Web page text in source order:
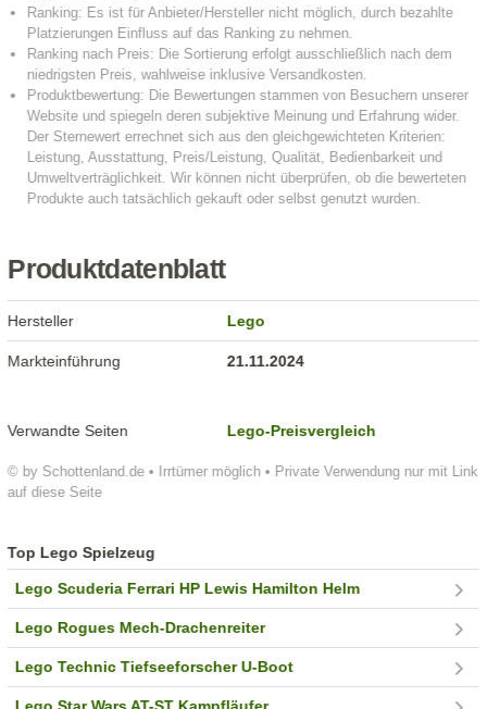
Produktdatenblatt
© by Schottenland.de • Irrtümer möglich • Private Verwendung nur mit Link
auf diese Seite
Hersteller Lego
Markteinführung 21.11.2024
Verwandte Seiten Lego-Preisvergleich
Top Lego Spielzeug
Lego Scuderia Ferrari HP Lewis Hamilton Helm
Lego Rogues Mech-Drachenreiter
Lego Technic Tiefseeforscher U-Boot